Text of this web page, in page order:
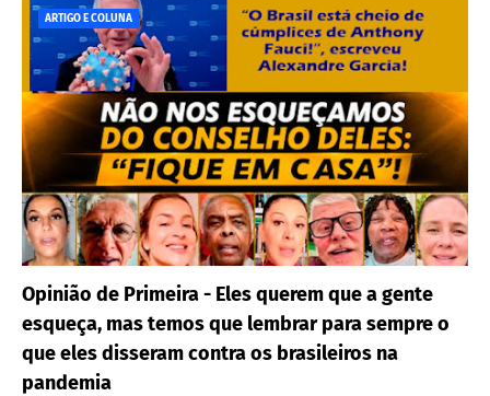
ARTIGO E COLUNA
Opinião de Primeira - Eles querem que a gente
esqueça, mas temos que lembrar para sempre o
que eles disseram contra os brasileiros na
pandemia